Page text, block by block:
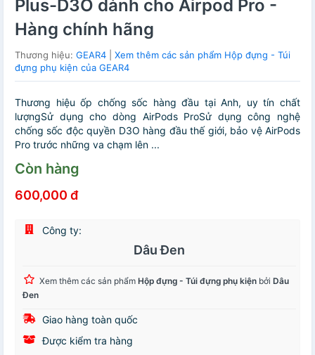
Plus-D3O dành cho Airpod Pro -
Hàng chính hãng
Thương hiệu: GEAR4
Xem thêm các sản phẩm Hộp đựng - Túi
đựng phụ kiện của GEAR4
Thương hiệu ốp chống sốc hàng đầu tại Anh, uy tín chất
lượngSử dụng cho dòng AirPods ProSử dụng công nghệ
chống sốc độc quyền D3O hàng đầu thế giới, bảo vệ AirPods
Pro trước những va chạm lên ...
Còn hàng
600,000 đ
Công ty:
Dâu Đen
Xem thêm các sản phẩm Hộp đựng - Túi đựng phụ kiện bởi Dâu
Đen
Giao hàng toàn quốc
Được kiểm tra hàng